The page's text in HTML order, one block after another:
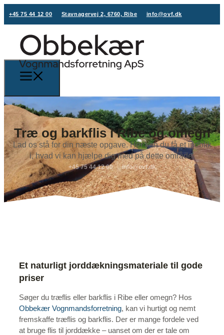
+45 75 44 12 00 Stavnagervej 2, 6760, Ribe info@ovf.dk
Træ og barkflis i Ribe og omegn
Lad os stå for din næste opgave. Her kan du få et indblik
i, hvad vi kan hjælpe dig med på dette område.
+45 75 44 12 00 info@ovf.dk
Et naturligt jorddækningsmateriale til gode
priser
Søger du træflis eller barkflis i Ribe eller omegn? Hos
Obbekær Vognmandsforretning, kan vi hurtigt og nemt
fremskaffe træflis og barkflis. Der er mange fordele ved
at bruge flis til jorddække – uanset om der er tale om